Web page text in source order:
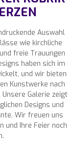
Auswahl
wie kirchliche
freie Trauungen
haben sich im
und wir bieten
Kunstwerke nach
Galerie zeigt
Designs und
Wir freuen uns
und Ihre Feier noch